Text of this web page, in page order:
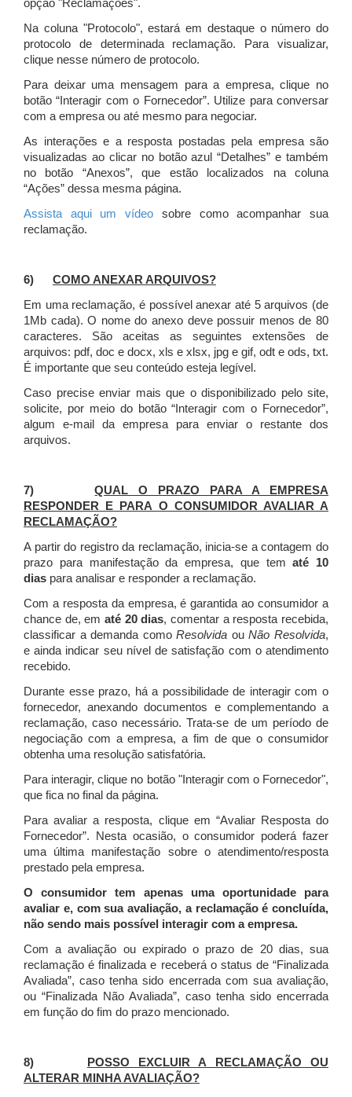
opção "Reclamações".
Na coluna "Protocolo", estará em destaque o número do
protocolo de determinada reclamação. Para visualizar,
clique nesse número de protocolo.
Para deixar uma mensagem para a empresa, clique no
botão “Interagir com o Fornecedor”. Utilize para conversar
com a empresa ou até mesmo para negociar.
As interações e a resposta postadas pela empresa são
visualizadas ao clicar no botão azul “Detalhes” e também
no botão “Anexos”, que estão localizados na coluna
“Ações” dessa mesma página.
Assista aqui um vídeo sobre como acompanhar sua
reclamação.
6) COMO ANEXAR ARQUIVOS?
Em uma reclamação, é possível anexar até 5 arquivos (de
1Mb cada). O nome do anexo deve possuir menos de 80
caracteres. São aceitas as seguintes extensões de
arquivos: pdf, doc e docx, xls e xlsx, jpg e gif, odt e ods, txt.
É importante que seu conteúdo esteja legível.
Caso precise enviar mais que o disponibilizado pelo site,
solicite, por meio do botão “Interagir com o Fornecedor”,
algum e-mail da empresa para enviar o restante dos
arquivos.
7)QUAL O PRAZO PARA A EMPRESA
RESPONDER E PARA O CONSUMIDOR AVALIAR A
RECLAMAÇÃO?
A partir do registro da reclamação, inicia-se a contagem do
prazo para manifestação da empresa, que tematé 10
dias para analisar e responder a reclamação.
Com a resposta da empresa, é garantida ao consumidor a
chance de, em até 20 dias, comentar a resposta recebida,
classificar a demanda comoResolvida ouNão Resolvida,
e ainda indicar seu nível de satisfação com o atendimento
recebido.
Durante esse prazo, há a possibilidade de interagir com o
fornecedor, anexando documentos e complementando a
reclamação, caso necessário.Trata-se de um período de
negociação com a empresa, a fim de que o consumidor
obtenha uma resolução satisfatória.
Para interagir, clique no botão "Interagir com o Fornecedor",
que fica no final da página.
Para avaliar a resposta, clique em “Avaliar Resposta do
Fornecedor”. Nesta ocasião, o consumidor poderá fazer
uma última manifestação sobre o atendimento/resposta
prestado pela empresa.
O consumidor tem apenas uma oportunidade para
avaliar e, com sua avaliação, a reclamação é concluída,
não sendo mais possível interagir com a empresa.
Com a avaliação ou expirado o prazo de 20 dias, sua
reclamação é finalizada e receberá o status de “Finalizada
Avaliada”, caso tenha sido encerrada com sua avaliação,
ou “Finalizada Não Avaliada”, caso tenha sido encerrada
em função do fim do prazo mencionado.
8)
POSSO EXCLUIR A RECLAMAÇÃO OU
ALTERAR MINHA AVALIAÇÃO?